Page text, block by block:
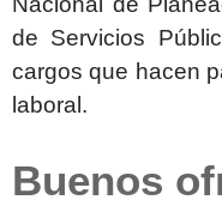
de Servicios
cargos que hacen
laboral.
Buenos